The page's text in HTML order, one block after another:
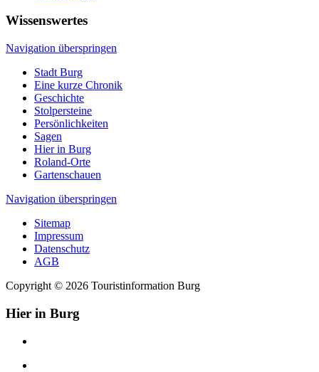
Wissenswertes
Navigation überspringen
Stadt Burg
Eine kurze Chronik
Geschichte
Stolpersteine
Persönlichkeiten
Sagen
Hier in Burg
Roland-Orte
Gartenschauen
Navigation überspringen
Sitemap
Impressum
Datenschutz
AGB
Copyright © 2026 Touristinformation Burg
Hier in Burg